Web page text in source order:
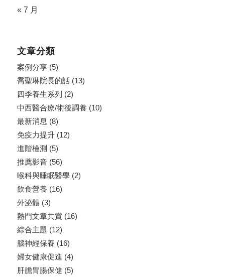
« 7 月
文章分類
案例分享(5)
喬聖琳院長的話(13)
四季養生系列 (2)
中西醫合療/術後調養 (10)
最新消息 (8)
免疫力提升(12)
進階檢測 (5)
推薦影音(56)
喉科與睡眠醫學(2)
飲食營養 (16)
外泌體 (3)
熱門文章共賞 (16)
綜合主題 (12)
腦神經保養 (16)
婦女健康促進 (4)
肝膽胃腸保健 (5)